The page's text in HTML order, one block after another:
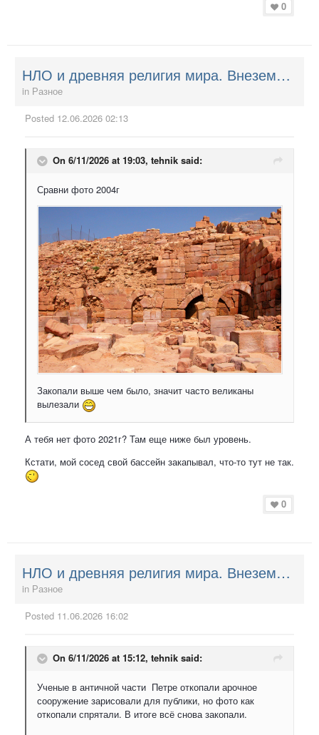
0
НЛО и древняя религия мира. Внеземные Творцы. НЛО и ведическое православие.
in Разное
Posted 12.06.2026 02:13
On 6/11/2026 at 19:03, tehnik said:
Сравни фото 2004г
Закопали выше чем было, значит часто великаны
вылезали
А тебя нет фото 2021г? Там еще ниже был уровень.
Кстати, мой сосед свой бассейн закапывал, что-то тут не так.
0
НЛО и древняя религия мира. Внеземные Творцы. НЛО и ведическое православие.
in Разное
Posted 11.06.2026 16:02
On 6/11/2026 at 15:12, tehnik said:
Ученые в античной части Петре откопали арочное
сооружение зарисовали для публики, но фото как
откопали спрятали. В итоге всё снова закопали.